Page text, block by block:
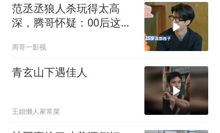
范丞丞狼人杀玩得太高
深，腾哥怀疑：00后这么
周哥一影视
青玄山下遇佳人
王姐懒人家常菜